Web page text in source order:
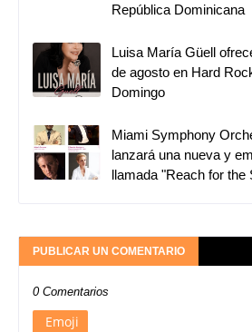
República Dominicana
Luisa María Güell
de agosto en Hard
Domingo
Miami Symphony
lanzará una nueva y
llamada "Reach for the
PUBLICAR UN COMENTARIO
0 Comentarios
Emoji